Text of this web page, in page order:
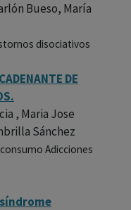
Bueso, María
disociativos
DE
, Maria Jose
Sánchez
Adicciones